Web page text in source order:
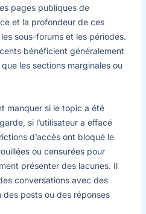
pages publiques de
et la profondeur de ces
sous-forums et les périodes.
bénéficient généralement
les sections marginales ou
manquer si le topic a été
si l’utilisateur a effacé
d’accès ont bloqué le
ou censurées pour
présenter des lacunes. Il
conversations avec des
posts ou des réponses